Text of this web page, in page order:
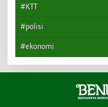
#KTT
#polisi
#ekonomi